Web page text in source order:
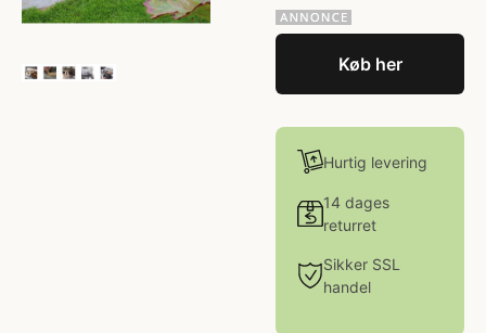
Køb her
Hurtig levering
14 dages
returret
Sikker SSL
handel